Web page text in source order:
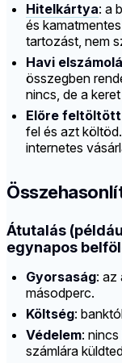
Hitelkártya: a
és
tartozást, nem
Havi
összegben
nincs, de a
Előre
fel és azt
internetes
Átutalás
egynapos
Gyorsaság: az
másodperc.
Költség:
Védelem:
számlára